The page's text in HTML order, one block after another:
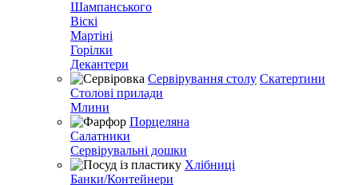
Шампанського
Віскі
Мартіні
Горілки
Декантери
Сервірування столу Скатертини
Столові прилади
Млини
Порцеляна
Салатники
Сервірувальні дошки
Хлібниці
Банки/Контейнери